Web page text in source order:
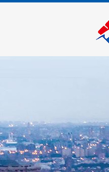
GFM10-2B干粉灌装机
GFM10-2干粉灌装机
干粉灭火器快速灌（guàn